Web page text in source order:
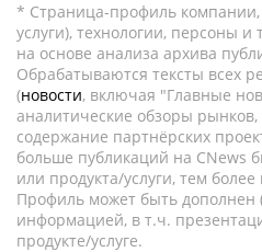
* Страница-профиль компании,
услуги), технологии, персоны и
на основе анализа архива
Обрабатываются тексты всех
(новости, включая "Главные
аналитические обзоры
содержание партнёрских
больше публикаций на CNews
или продукта/услуги, тем
Профиль может быть дополнен
информацией, в т.ч.
продукте/услуге.